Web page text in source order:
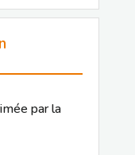
par la